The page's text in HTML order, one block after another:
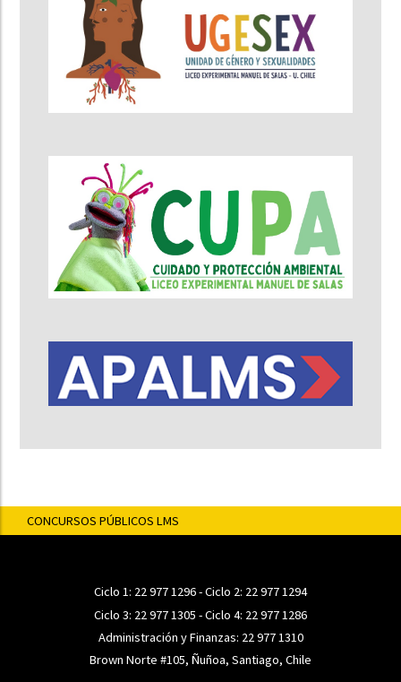
CONCURSOS PÚBLICOS LMS
Ciclo 1: 22 977 1296- Ciclo 2: 22 977 1294
Ciclo 3: 22 977 1305 - Ciclo 4: 22 977 1286
Administración y Finanzas: 22 977 1310
Brown Norte #105, Ñuñoa, Santiago, Chile